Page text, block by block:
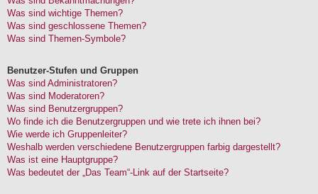
Was sind wichtige Themen?
Was sind geschlossene Themen?
Was sind Themen-Symbole?
Benutzer-Stufen und Gruppen
Was sind Administratoren?
Was sind Moderatoren?
Was sind Benutzergruppen?
Wo finde ich die Benutzergruppen und wie trete ich ihnen bei?
Wie werde ich Gruppenleiter?
Weshalb werden verschiedene Benutzergruppen farbig dargestellt?
Was ist eine Hauptgruppe?
Was bedeutet der „Das Team“-Link auf der Startseite?